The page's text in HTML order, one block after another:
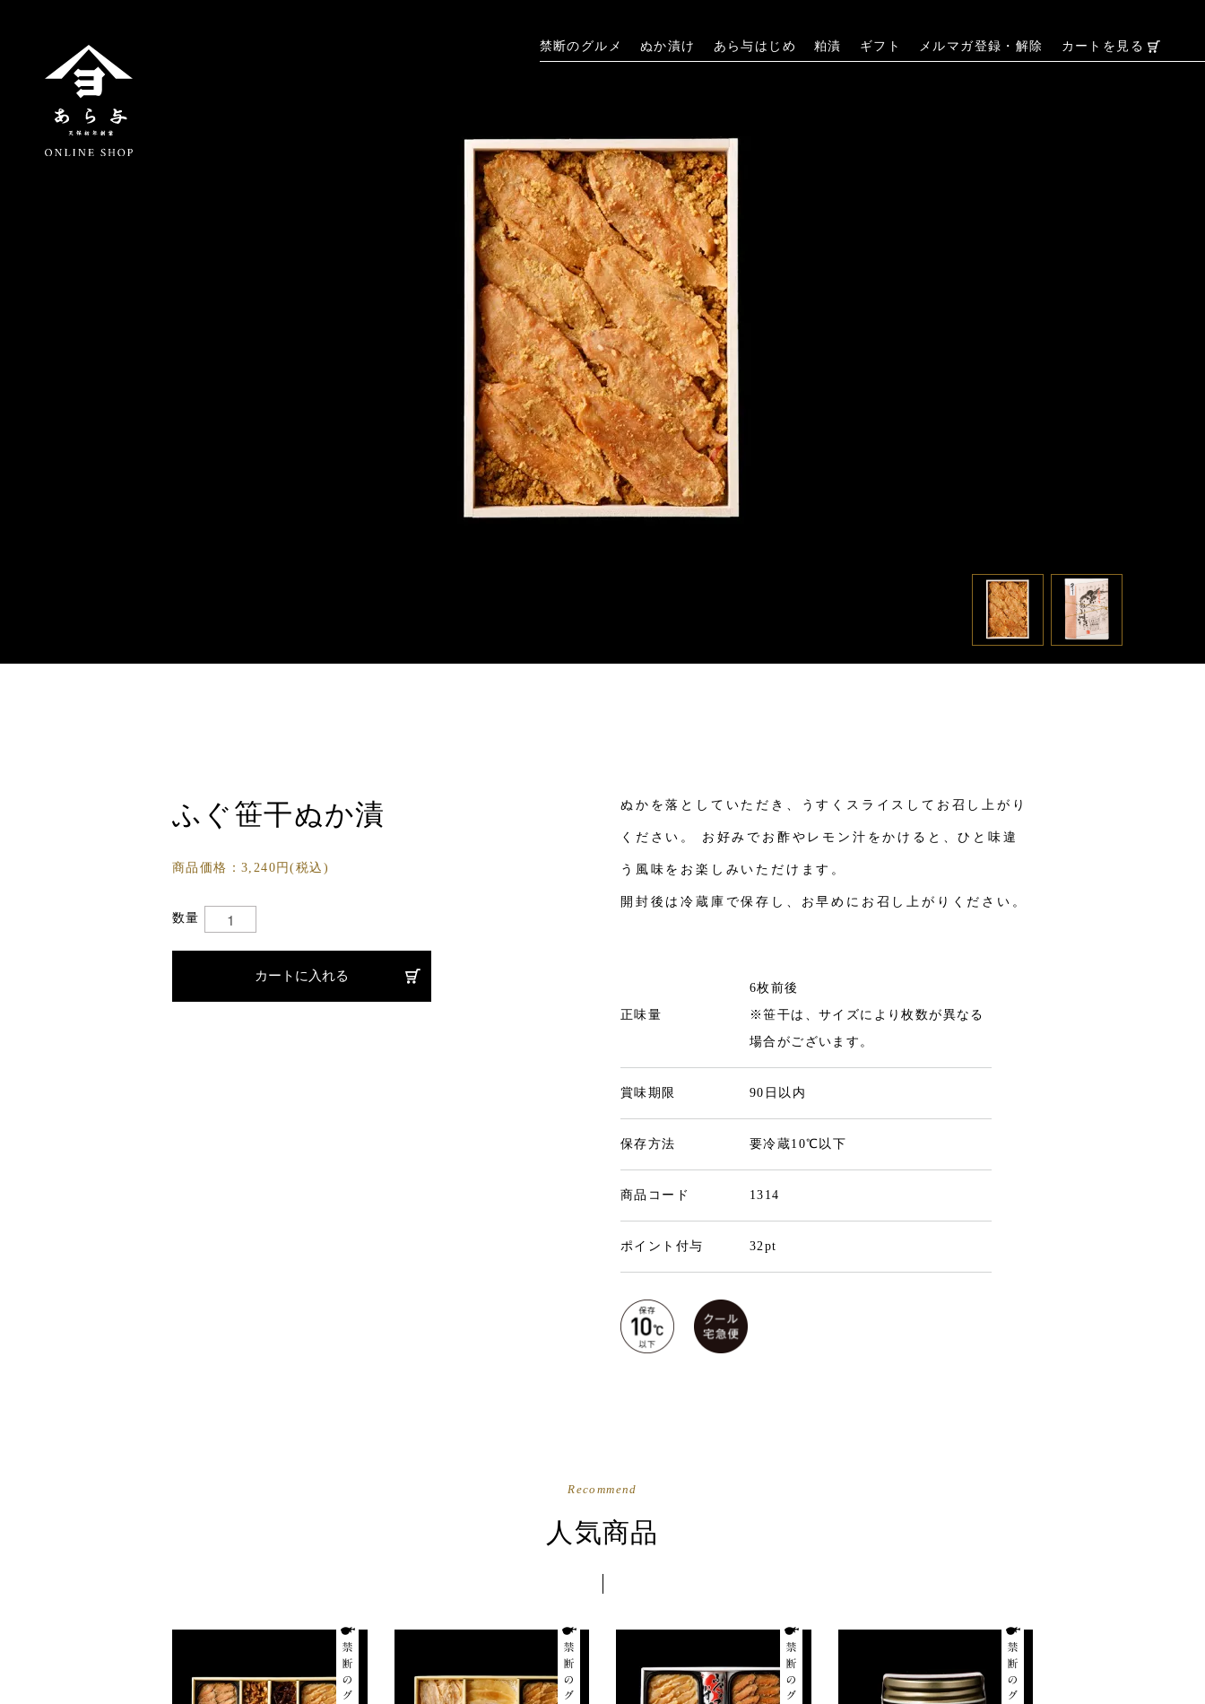
禁断のグルメ ぬか漬け あら与はじめ 粕漬 ギフト メルマガ登録・解除 カートを見る
ふぐ笹干ぬか漬
商品価格：3,240円(税込)
数量
カートに入れる
ぬかを落としていただき、うすくスライスしてお召し上がり
ください。 お好みでお酢やレモン汁をかけると、ひと味違
う風味をお楽しみいただけます。
開封後は冷蔵庫で保存し、お早めにお召し上がりください。
正味量
6枚前後
※笹干は、サイズにより枚数が異なる
場合がございます。
賞味期限 90日以内
保存方法 要冷蔵10℃以下
商品コード 1314
ポイント付与 32pt
Recommend
人気商品